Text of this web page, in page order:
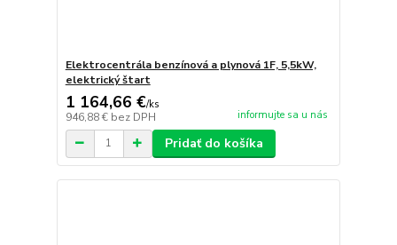
Elektrocentrála benzínová a plynová 1F, 5,5kW,
elektrický štart
1 164,66 €/ks
946,88 € bez DPH informujte sa u nás
Pridať do košíka